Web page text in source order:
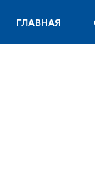
ГЛАВНАЯ